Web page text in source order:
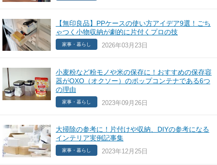
【無印良品】PPケースの使い方アイデア9選！ごち
ゃつく小物収納が劇的に片付くプロの技
家事・暮らし 2026年03月23日
小麦粉など粉モノや米の保存に！おすすめの保存容
器がOXO（オクソー）のポップコンテナである6つ
の理由
家事・暮らし 2023年09月26日
大掃除の参考に！片付けや収納、DIYの参考になる
インテリア実例記事集
家事・暮らし 2023年12月25日